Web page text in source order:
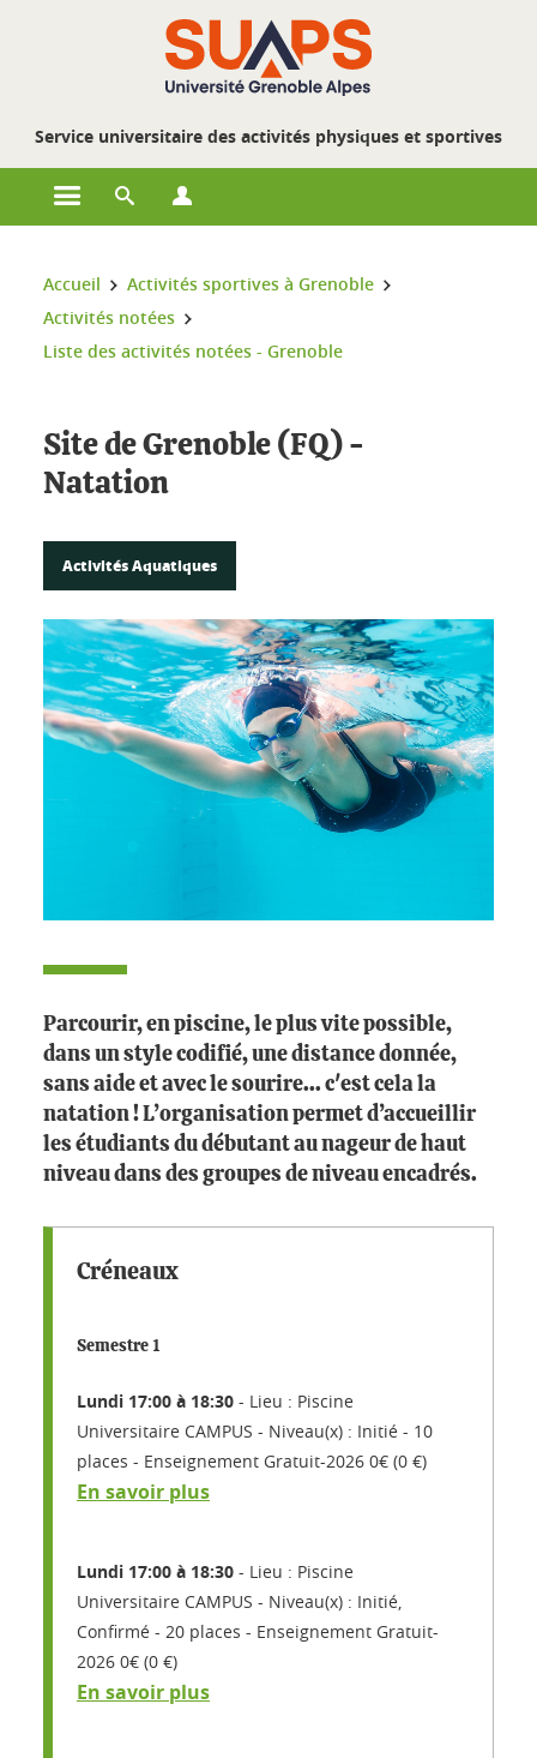
Service universitaire des activités physiques et sportives
Ouvrir le menu principal
Ouvrir le moteur de recherche
Vous êtes ici :
Accueil
Activités sportives à Grenoble
Activités notées
Liste des activités notées - Grenoble
Site de Grenoble (FQ) -
Natation
Activités Aquatiques
Parcourir, en piscine, le plus vite possible,
dans un style codifié, une distance donnée,
sans aide et avec le sourire... c'est cela la
natation ! L’organisation permet d’accueillir
les étudiants du débutant au nageur de haut
niveau dans des groupes de niveau encadrés.
Créneaux
Semestre 1
Lundi 17:00 à 18:30
Lieu : Piscine
Universitaire CAMPUS
Niveau(x) : Initié
10
places
Enseignement Gratuit-2026 0€ (0 €)
En savoir plus
Lundi 17:00 à 18:30
Lieu : Piscine
Universitaire CAMPUS
Niveau(x) : Initié,
Confirmé
20 places
Enseignement Gratuit-
2026 0€ (0 €)
En savoir plus